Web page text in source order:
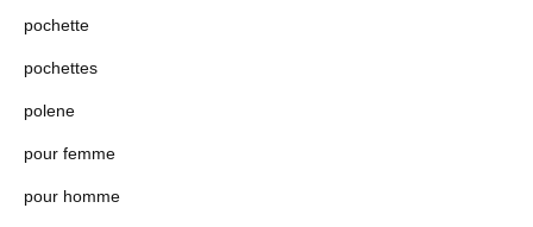
pochette
pochettes
polene
pour femme
pour homme